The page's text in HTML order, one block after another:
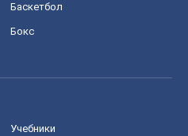
Баскетбол
Бокс
Учебники